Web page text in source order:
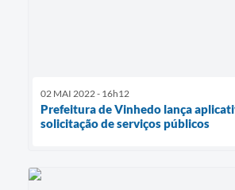
02 MAI 2022 - 16h12
Prefeitura de Vinhedo lança
solicitação de serviços públicos